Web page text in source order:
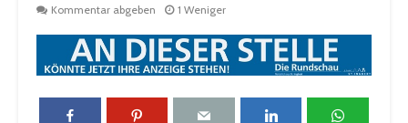
Kommentar abgeben
1 Weniger